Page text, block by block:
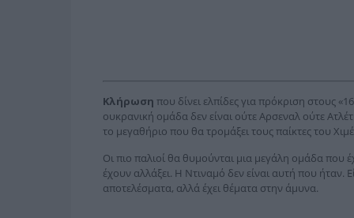
Κλήρωση που δίνει ελπίδες για πρόκριση στους
ουκρανική ομάδα δεν είναι ούτε Αρσεναλ ούτε
το μεγαθήριο που θα τρομάξει τους παίκτες του
Οι πιο παλιοί θα θυμούνται μια μεγάλη ομάδα που
έχουν αλλάξει. Η Ντιναμό δεν είναι αυτή που ήταν.
αποτελέσματα, αλλά έχει θέματα στην άμυνα.